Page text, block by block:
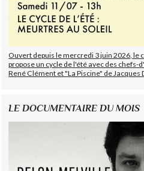
Ouvert depuis le mercredi 3 juin 2026, le
propose un cycle de l'été avec des
René Clément et "La Piscine" de Jacques
LE DOCUMENTAIRE DU MOIS